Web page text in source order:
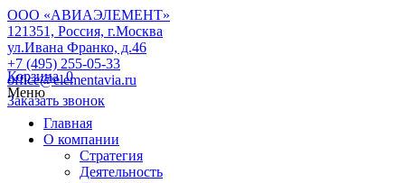
ООО «АВИАЭЛЕМЕНТ»
121351, Россия, г.Москва
ул.Ивана Франко, д.46
+7 (495) 255-05-33
office@elementavia.ru
Заказать звонок
Корзина0
Меню
Главная
О компании
Стратегия
Деятельность